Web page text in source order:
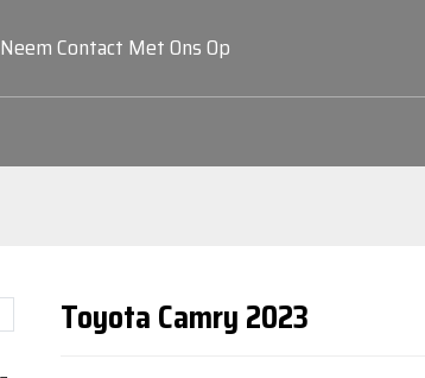
Neem Contact Met Ons Op
Loading...
Loading...
Toyota Camry 2023